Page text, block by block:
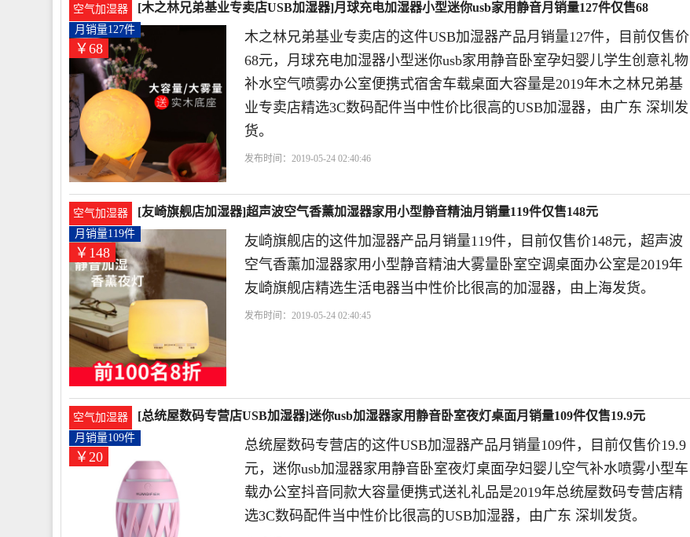
空气加湿器
[木之林兄弟基业专卖店USB加湿器]月球充电加湿器小型迷你usb家用静音月销量127件仅售68
元
￥68
月销量127件
木之林兄弟基业专卖店的这件USB加湿器产品月销量127件，目前仅售价
68元，月球充电加湿器小型迷你usb家用静音卧室孕妇婴儿学生创意礼物
补水空气喷雾办公室便携式宿舍车载桌面大容量是2019年木之林兄弟基
业专卖店精选3C数码配件当中性价比很高的USB加湿器，由广东 深圳发
货。
发布时间：2019-05-24 02:40:46
空气加湿器 [友崎旗舰店加湿器]超声波空气香薰加湿器家用小型静音精油月销量119件仅售148元
￥148
月销量119件
友崎旗舰店的这件加湿器产品月销量119件，目前仅售价148元，超声波
空气香薰加湿器家用小型静音精油大雾量卧室空调桌面办公室是2019年
友崎旗舰店精选生活电器当中性价比很高的加湿器，由上海发货。
发布时间：2019-05-24 02:40:45
空气加湿器 [总统屋数码专营店USB加湿器]迷你usb加湿器家用静音卧室夜灯桌面月销量109件仅售19.9元
￥20
月销量109件
总统屋数码专营店的这件USB加湿器产品月销量109件，目前仅售价19.9
元，迷你usb加湿器家用静音卧室夜灯桌面孕妇婴儿空气补水喷雾小型车
载办公室抖音同款大容量便携式送礼礼品是2019年总统屋数码专营店精
选3C数码配件当中性价比很高的USB加湿器，由广东 深圳发货。